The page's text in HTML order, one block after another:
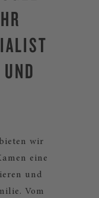
wir
eine
und
Vom